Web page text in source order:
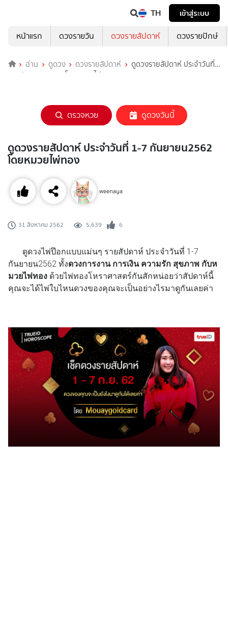
TH
เข้าสู่ระบบ
หน้าแรก
ดวงรายวัน ดวงรายสัปดาห์ ดวงรายปักษ์
อ่าน ดูดวง ดวงรายสัปดาห์
ดูดวงรายสัปดาห์ ประจำวันที่
1-7 กันยายน2562 โดยหมวยไพ่ทอง
ตรวจหวย ดูดวงวันนี้
ดูดวงรายสัปดาห์ ประจำวันที่ 1-7 กันยายน2562
โดยหมวยไพ่ทอง
weenaya
31 สิงหาคม 2562 5,639 6
ดูดวงไพ่ป๊อกแบบแม่นๆ รายสัปดาห์ ประจำวันที่ 1-7
กันยายน2562 ทั้งดวงการงาน การเงิน ความรัก สุขภาพ กับห
มวยไพ่ทอง ด้วยไพ่ทองโหราศาสตร์กันสักหน่อยว่าสัปดาห์นี้
คุณจะได้ไพ่ใบไหนดวงของคุณจะเป็นอย่างไรมาดูกันเลยค่า